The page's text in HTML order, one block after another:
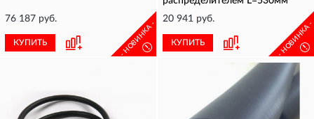
76 187 руб.
КУПИТЬ - НОВИНКА -
!
20 941 руб.
КУПИТЬ - НОВИНКА -
!